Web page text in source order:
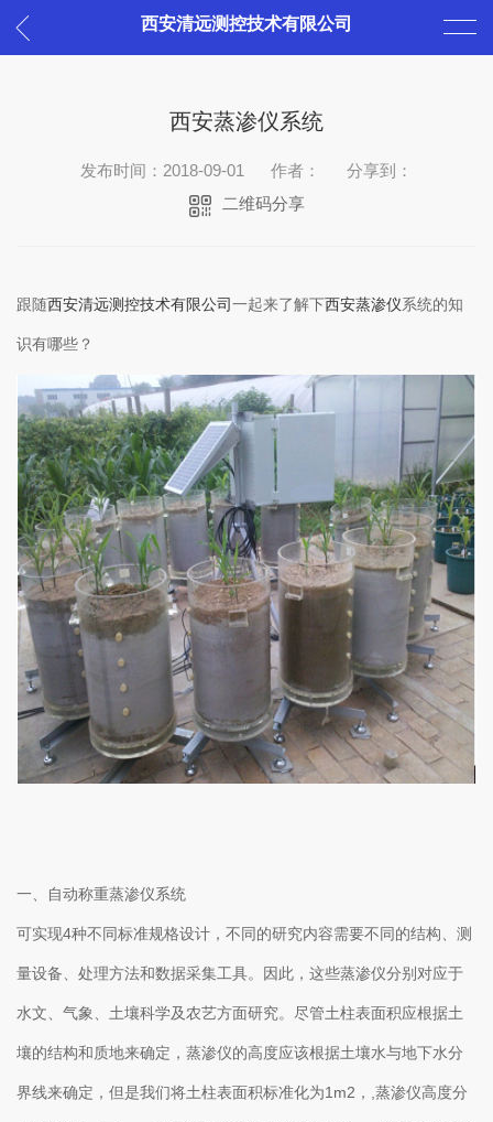
西安清远测控技术有限公司
西安蒸渗仪系统
发布时间：2018-09-01 作者：
分享到：
二维码分享
跟随西安清远测控技术有限公司一起来了解下西安蒸渗仪系统的知
识有哪些？
一、自动称重蒸渗仪系统
可实现4种不同标准规格设计，不同的研究内容需要不同的结构、测
量设备、处理方法和数据采集工具。因此，这些蒸渗仪分别对应于
水文、气象、土壤科学及农艺方面研究。尽管土柱表面积应根据土
壤的结构和质地来确定，蒸渗仪的高度应该根据土壤水与地下水分
界线来确定，但是我们将土柱表面积标准化为1m2，,蒸渗仪高度分